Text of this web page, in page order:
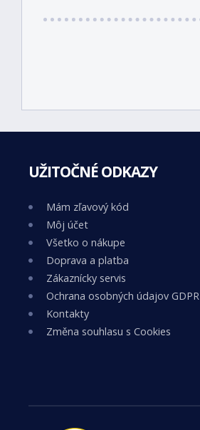
UŽITOČNÉ ODKAZY
Mám zľavový kód
Môj účet
Všetko o nákupe
Doprava a platba
Zákaznícky servis
Ochrana osobných údajov GDPR
Kontakty
Změna souhlasu s Cookies